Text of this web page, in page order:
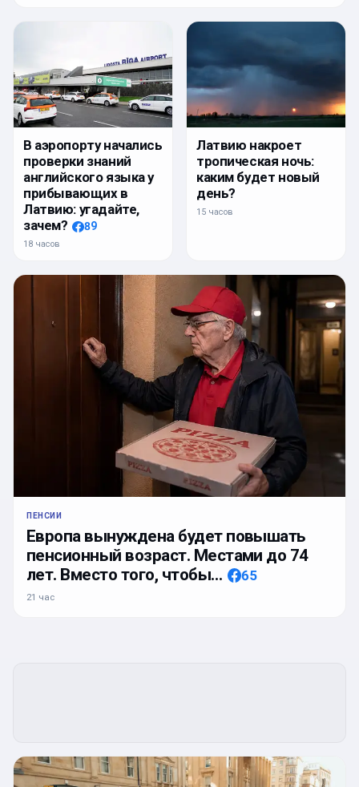
В аэропорту начались
проверки знаний
английского языка у
прибывающих в
Латвию: угадайте,
зачем?
89
18 часов
Латвию накроет
тропическая ночь:
каким будет новый
день?
15 часов
ПЕНСИИ
Европа вынуждена будет повышать
пенсионный возраст. Местами до 74
лет. Вместо того, чтобы…
65
21 час